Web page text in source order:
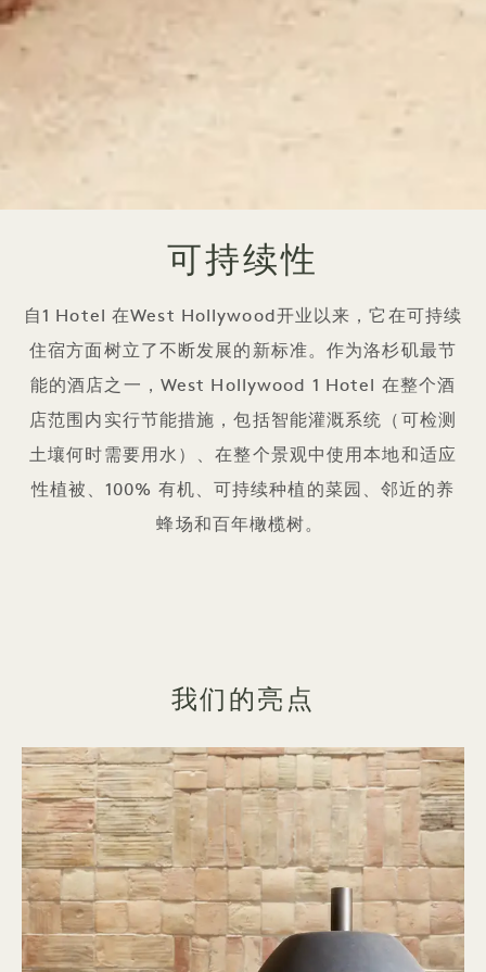
可持续性
自1 Hotel 在West Hollywood开业以来，它在可持续
住宿方面树立了不断发展的新标准。作为洛杉矶最节
能的酒店之一，West Hollywood 1 Hotel 在整个酒
店范围内实行节能措施，包括智能灌溉系统（可检测
土壤何时需要用水）、在整个景观中使用本地和适应
性植被、100% 有机、可持续种植的菜园、邻近的养
蜂场和百年橄榄树。
我们的亮点